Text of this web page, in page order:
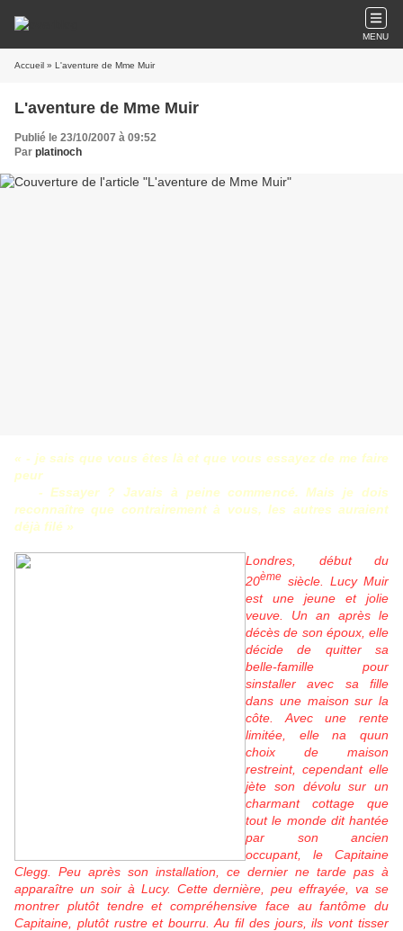
MENU
Accueil » L'aventure de Mme Muir
L'aventure de Mme Muir
Publié le 23/10/2007 à 09:52
Par platinoch
« - je sais que vous êtes là et que vous essayez de me faire
peur
- Essayer ? Javais à peine commencé. Mais je dois
reconnaître que contrairement à vous, les autres auraient
déjà filé »
Londres, début du
20ème siècle. Lucy Muir
est une jeune et jolie
veuve. Un an après le
décès de son époux, elle
décide de quitter sa
belle-famille pour
sinstaller avec sa fille
dans une maison sur la
côte. Avec une rente
limitée, elle na quun
choix de maison
restreint, cependant elle
jète son dévolu sur un
charmant cottage que
tout le monde dit hantée
par son ancien
occupant, le Capitaine
Clegg. Peu après son installation, ce dernier ne tarde pas à
apparaître un soir à Lucy. Cette dernière, peu effrayée, va se
montrer plutôt tendre et compréhensive face au fantôme du
Capitaine, plutôt rustre et bourru. Au fil des jours, ils vont tisser